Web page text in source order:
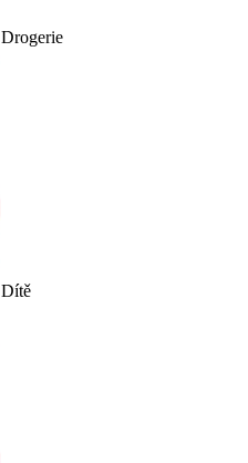
Drogerie
Dítě